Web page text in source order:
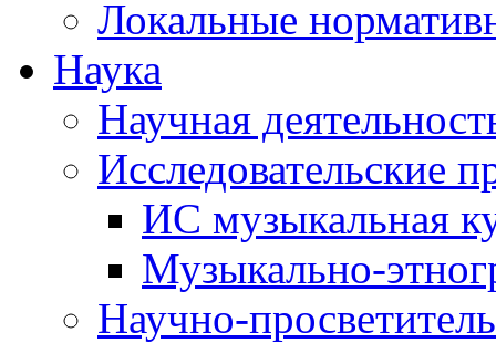
Локальные
Наука
Научная
Исследовательские
ИС музыкальная
Музыкально-
Научно-